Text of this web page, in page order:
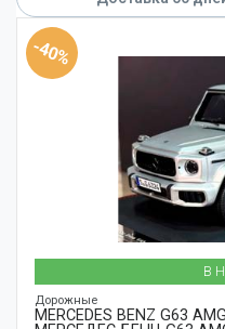
-40%
В
Дорожные
MERCEDES BENZ G63
Аксессуары
Корабли
Поезда